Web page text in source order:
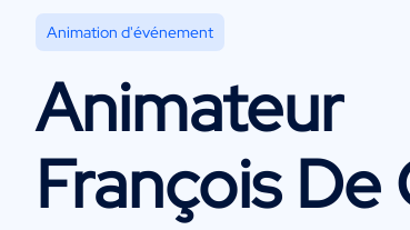
Animation d'événement
Animateur
François De